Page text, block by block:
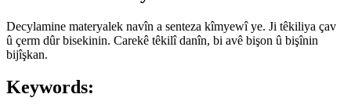
Decylamine materyalek navîn a senteza kîmyewî ye. Ji têkiliya çav
û çerm dûr bisekinin. Carekê têkilî danîn, bi avê bişon û bişînin
bijîşkan.
Keywords: